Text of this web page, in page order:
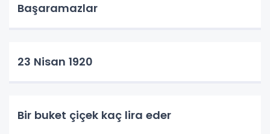
Başaramazlar
23 Nisan 1920
Bir buket çiçek kaç lira eder